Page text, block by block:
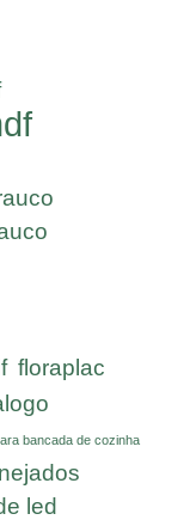
floraplac
bancada de cozinha
led